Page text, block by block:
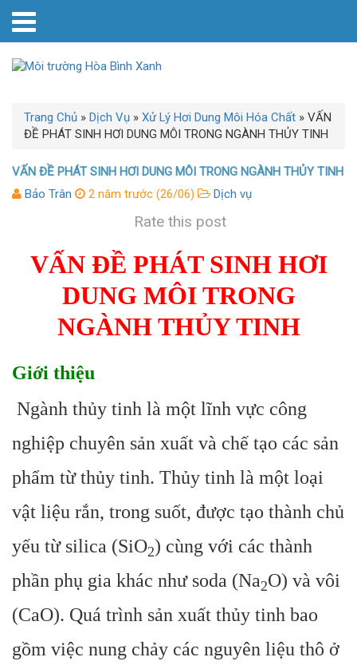
Trang Chủ » Dịch Vụ » Xử Lý Hơi Dung Môi Hóa Chất » VẤN
ĐỀ PHÁT SINH HƠI DUNG MÔI TRONG NGÀNH THỦY TINH
VẤN ĐỀ PHÁT SINH HƠI DUNG MÔI TRONG NGÀNH THỦY TINH
Bảo Trân
2 năm trước (26/06) Dịch vụ
Rate this post
VẤN ĐỀ PHÁT SINH HƠI
DUNG MÔI TRONG
NGÀNH THỦY TINH
Giới thiệu
Ngành thủy tinh là một lĩnh vực công
nghiệp chuyên sản xuất và chế tạo các sản
phẩm từ thủy tinh. Thủy tinh là một loại
vật liệu rắn, trong suốt, được tạo thành chủ
yếu từ silica (SiO2) cùng với các thành
phần phụ gia khác như soda (Na2O) và vôi
(CaO). Quá trình sản xuất thủy tinh bao
gồm việc nung chảy các nguyên liệu thô ở